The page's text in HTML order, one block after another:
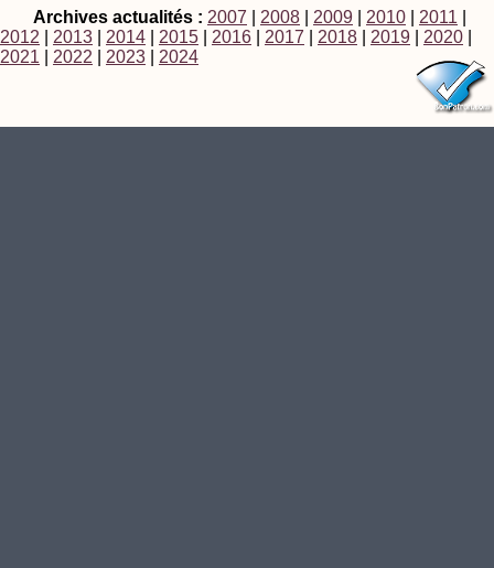
Archives actualités : 2007 2008 2009 2010 2011
2012
2013 2014 2015 2016 2017 2018 2019 2020
2021
2022 2023 2024